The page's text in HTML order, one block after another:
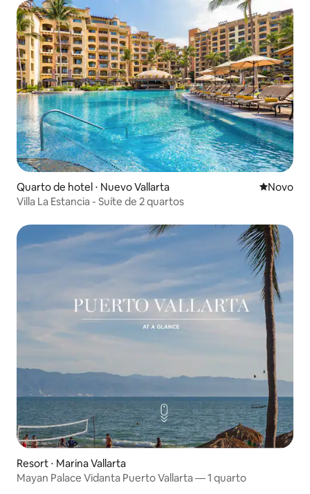
Quarto de hotel ⋅ Nuevo Vallarta Novo
Novo
Villa La Estancia - Suíte de 2 quartos
Resort ⋅ Marina Vallarta
Mayan Palace Vidanta Puerto Vallarta — 1 quarto